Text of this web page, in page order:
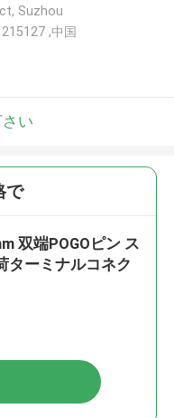
Suzhou
,中国
い
で
双端POGOピン ス
ターミナルコネク